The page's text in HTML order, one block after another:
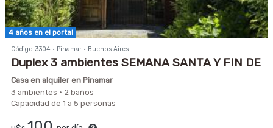
4 años en el portal
Código 3304 · Pinamar · Buenos Aires
Duplex 3 ambientes SEMANA SANTA Y FIN DE
SEMANA LARGOS
Casa en alquiler en Pinamar
3 ambientes · 2 baños
Capacidad de 1 a 5 personas